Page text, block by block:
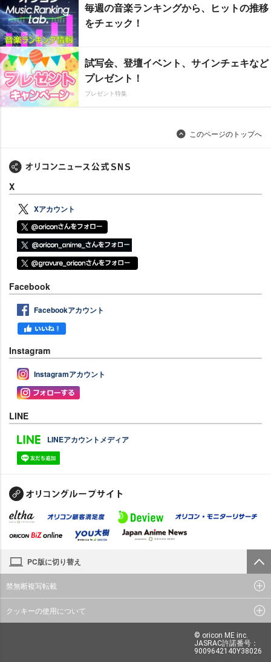
毎週の音楽ランキングから、ヒットの推移
をチェック！
試写会、登壇イベント、サインチェキなど
プレゼント！
プレゼント特集
このページのトップへ
X
Xアカウント
Facebook
Facebookアカウント
Instagram
Instagramアカウント
LINE
LINEアカウントメディア
PC版に切り替え
禁無断複写転載
クッキーの使用について
© oricon ME inc.
JASRAC許諾番号：
9009642140Y38026